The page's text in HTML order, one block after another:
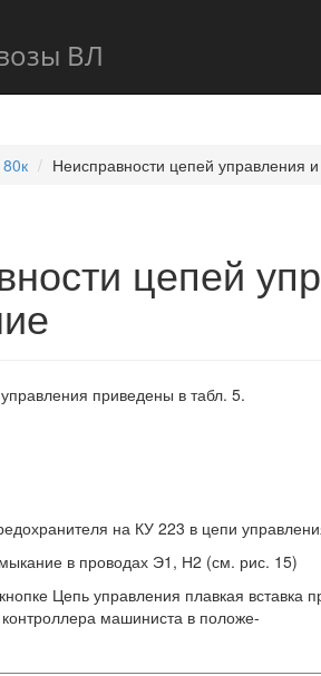
ВЛ
Неисправности цепей управления
цепей
приведены в табл. 5.
на КУ 223 в цепи
в проводах Э1, Н2 (см. рис. 15)
Цепь управления плавкая вставка
контроллера машиниста в положе-